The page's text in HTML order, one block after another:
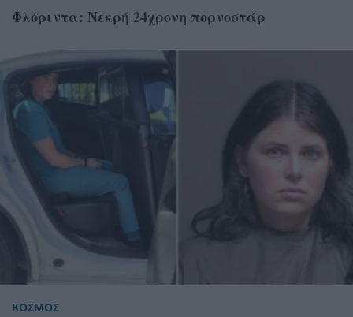
Φλόριντα: Νεκρή 24χρονη πορνοστάρ
ΚΟΣΜΟΣ